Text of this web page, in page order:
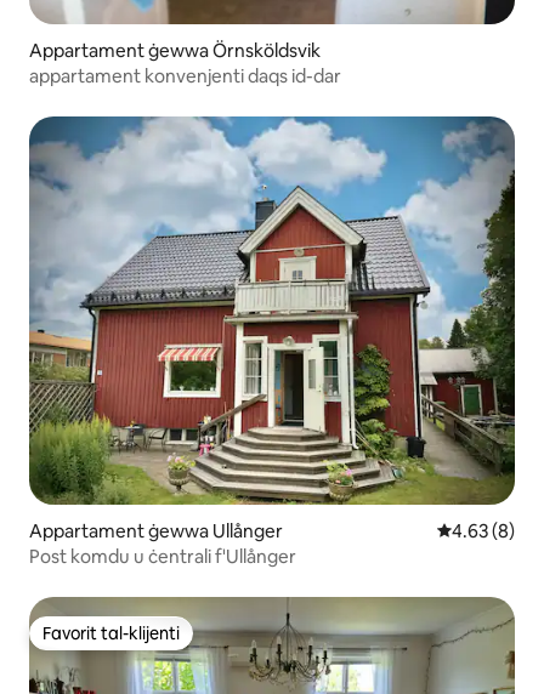
Appartament ġewwa Örnsköldsvik
appartament konvenjenti daqs id-dar
Appartament ġewwa Ullånger Rating
4.63 (8)
Post komdu u ċentrali f'Ullånger
Favorit tal-klijenti
Favorit tal-klijenti